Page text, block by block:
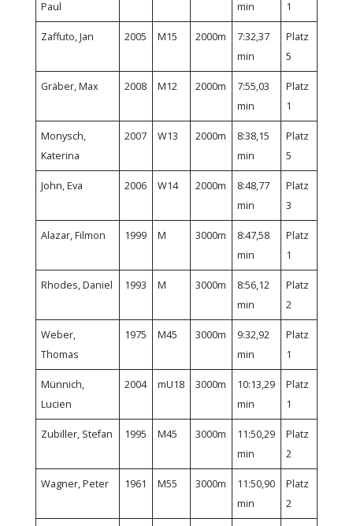
Paul
min
1
Zaffuto, Jan 2005 M15 2000m
7:32,37
min
Platz
5
Gräber, Max 2008 M12 2000m
7:55,03
min
Platz
1
Monysch,
Katerina
2007 W13 2000m
8:38,15
min
Platz
5
John, Eva 2006 W14 2000m
8:48,77
min
Platz
3
Alazar, Filmon 1999 M 3000m
8:47,58
min
Platz
1
Rhodes, Daniel 1993 M 3000m
8:56,12
min
Platz
2
Weber,
Thomas
1975 M45 3000m
9:32,92
min
Platz
1
Münnich,
Lucien
2004 mU18 3000m
10:13,29
min
Platz
1
Zubiller, Stefan 1995 M45 3000m
11:50,29
min
Platz
2
Wagner, Peter 1961 M55 3000m
11:50,90
min
Platz
2